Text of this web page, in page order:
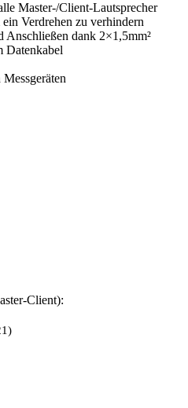
Master-/Client-Lautsprecher
Verdrehen zu verhindern
Anschließen dank 2×1,5mm²
Datenkabel
Client):